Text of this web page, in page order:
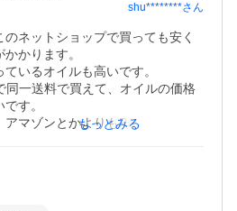
shu********さん
ネットショップで買っても安く
かります。
いるオイルも高いです。
同一送料で買えて、オイルの価格
す。
マゾンとかよりもPayPayポイン
もっとみる